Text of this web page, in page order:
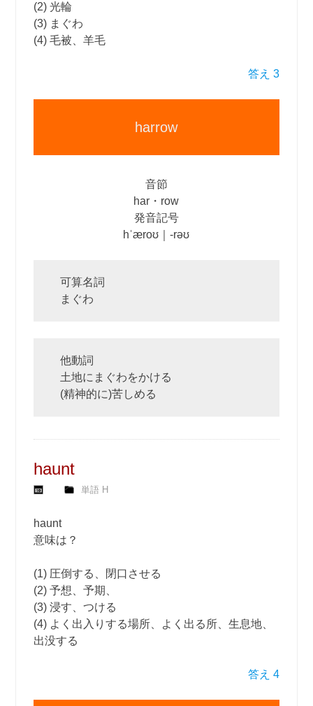
(2) 光輪
(3) まぐわ
(4) 毛被、羊毛
答え 3
harrow
音節
har・row
発音記号
hˈæroʊ｜‐rəʊ
可算名詞
まぐわ
他動詞
土地にまぐわをかける
(精神的に)苦しめる
haunt
単語 H
haunt
意味は？
(1) 圧倒する、閉口させる
(2) 予想、予期、
(3) 浸す、つける
(4) よく出入りする場所、よく出る所、生息地、
出没する
答え 4